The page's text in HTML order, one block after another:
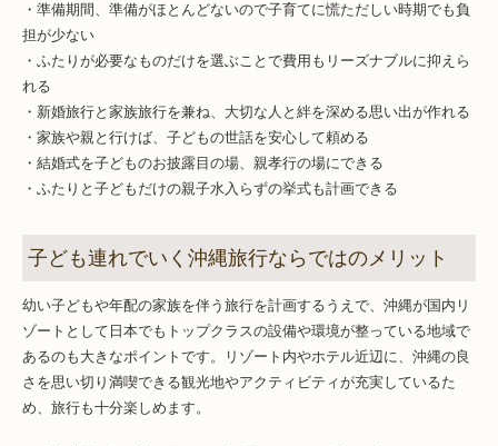
・準備期間、準備がほとんどないので子育てに慌ただしい時期でも負
担が少ない
・ふたりが必要なものだけを選ぶことで費用もリーズナブルに抑えら
れる
・新婚旅行と家族旅行を兼ね、大切な人と絆を深める思い出が作れる
・家族や親と行けば、子どもの世話を安心して頼める
・結婚式を子どものお披露目の場、親孝行の場にできる
・ふたりと子どもだけの親子水入らずの挙式も計画できる
子ども連れでいく沖縄旅行ならではのメリット
幼い子どもや年配の家族を伴う旅行を計画するうえで、沖縄が国内リ
ゾートとして日本でもトップクラスの設備や環境が整っている地域で
あるのも大きなポイントです。リゾート内やホテル近辺に、沖縄の良
さを思い切り満喫できる観光地やアクティビティが充実しているた
め、旅行も十分楽しめます。